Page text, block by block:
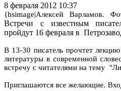
8 февраля 2012 10:37
{hsimage|Алексей Варламов.
Встречи с известным
пройдут 16 февраля в
В 13-30 писатель прочтет
литературы в современной
встречу с читателями на тему
Приглашаются все желающие.